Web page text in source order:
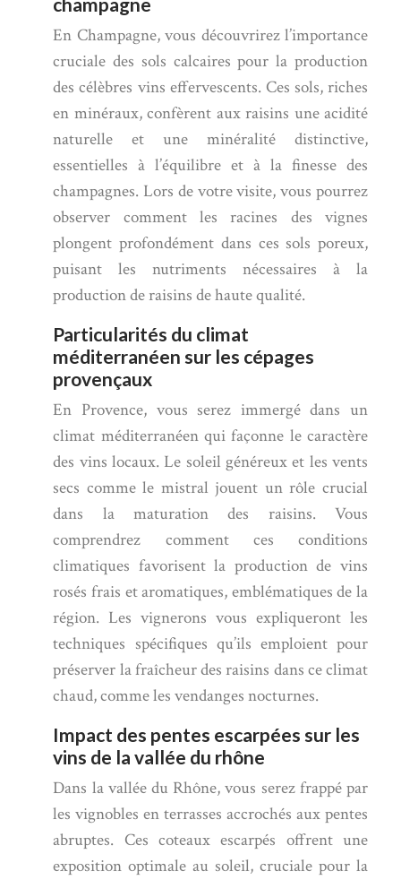
En Champagne, vous découvrirez l’importance
cruciale des sols calcaires pour la production
des célèbres vins effervescents. Ces sols, riches
en minéraux, confèrent aux raisins une acidité
naturelle et une minéralité distinctive,
essentielles à l’équilibre et à la finesse des
champagnes. Lors de votre visite, vous pourrez
observer comment les racines des vignes
plongent profondément dans ces sols poreux,
puisant les nutriments nécessaires à la
production de raisins de haute qualité.
Particularités du climat
méditerranéen sur les cépages
provençaux
En Provence, vous serez immergé dans un
climat méditerranéen qui façonne le caractère
des vins locaux. Le soleil généreux et les vents
secs comme le mistral jouent un rôle crucial
dans la maturation des raisins. Vous
comprendrez comment ces conditions
climatiques favorisent la production de vins
rosés frais et aromatiques, emblématiques de la
région. Les vignerons vous expliqueront les
techniques spécifiques qu’ils emploient pour
préserver la fraîcheur des raisins dans ce climat
chaud, comme les vendanges nocturnes.
Impact des pentes escarpées sur les
vins de la vallée du rhône
Dans la vallée du Rhône, vous serez frappé par
les vignobles en terrasses accrochés aux pentes
abruptes. Ces coteaux escarpés offrent une
exposition optimale au soleil, cruciale pour la